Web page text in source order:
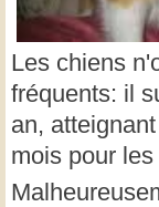
Les chiens
fréquents: il
an,
mois pour